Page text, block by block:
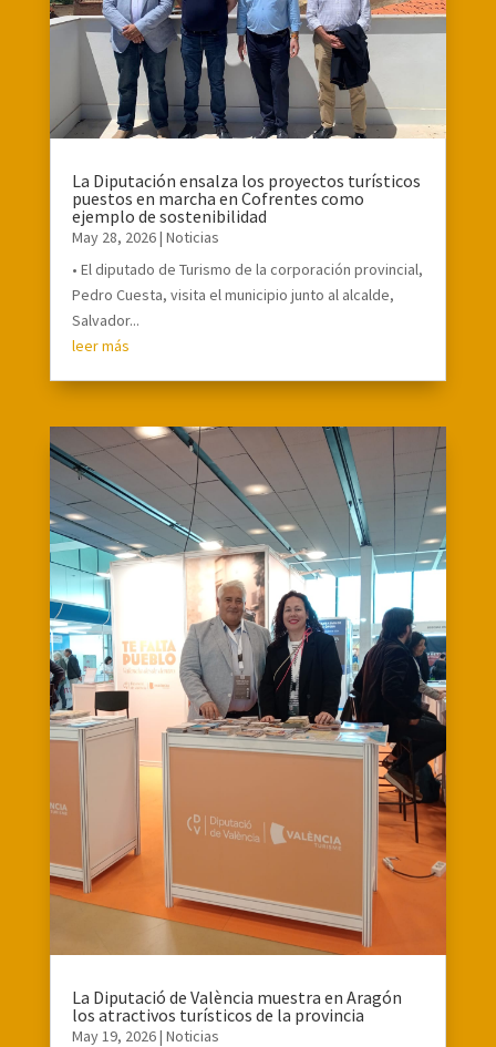
La Diputación ensalza los proyectos turísticos
puestos en marcha en Cofrentes como
ejemplo de sostenibilidad
May 28, 2026| Noticias
• El diputado de Turismo de la corporación provincial,
Pedro Cuesta, visita el municipio junto al alcalde,
Salvador...
leer más
La Diputació de València muestra en Aragón
los atractivos turísticos de la provincia
May 19, 2026| Noticias